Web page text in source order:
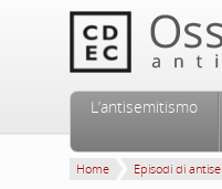
Menu
Vai al contenuto
Vai al contenuto
L’antisemitismo
Home Episodi di